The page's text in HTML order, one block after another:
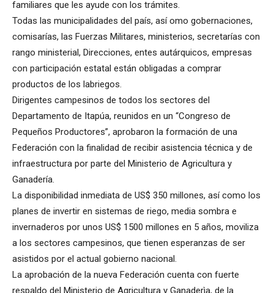
familiares que les ayude con los trámites.
Todas las municipalidades del país, así omo gobernaciones,
comisarías, las Fuerzas Militares, ministerios, secretarías con
rango ministerial, Direcciones, entes autárquicos, empresas
con participación estatal están obligadas a comprar
productos de los labriegos.
Dirigentes campesinos de todos los sectores del
Departamento de Itapúa, reunidos en un “Congreso de
Pequeños Productores”, aprobaron la formación de una
Federación con la finalidad de recibir asistencia técnica y de
infraestructura por parte del Ministerio de Agricultura y
Ganadería.
La disponibilidad inmediata de US$ 350 millones, así como los
planes de invertir en sistemas de riego, media sombra e
invernaderos por unos US$ 1500 millones en 5 años, moviliza
a los sectores campesinos, que tienen esperanzas de ser
asistidos por el actual gobierno nacional.
La aprobación de la nueva Federación cuenta con fuerte
respaldo del Ministerio de Agricultura y Ganaderìa, de la